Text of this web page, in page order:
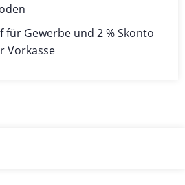
für Gewerbe und 2 % Skonto
Vorkasse